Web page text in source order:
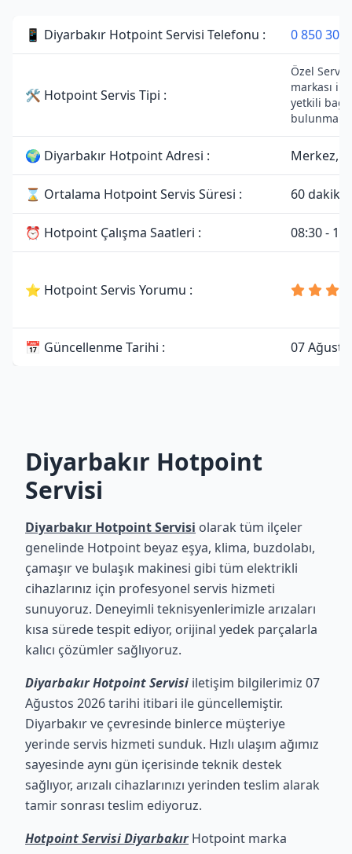
📱 Diyarbakır Hotpoint Servisi Telefonu : 0 850 307
🛠 Hotpoint Servis Tipi :
Özel
markası
yetkili
🌍 Diyarbakır Hotpoint Adresi : Merkez, /
⌛ Ortalama Hotpoint Servis Süresi : 60 dakika
⏰ Hotpoint Çalışma Saatleri : 08:30 -
⭐ Hotpoint Servis Yorumu :
📅 Güncellenme Tarihi : 07
Diyarbakır Hotpoint
Servisi
Diyarbakır Hotpoint Servisi olarak tüm ilçeler
genelinde Hotpoint beyaz eşya, klima, buzdolabı,
çamaşır ve bulaşık makinesi gibi tüm elektrikli
cihazlarınız için profesyonel servis hizmeti
sunuyoruz. Deneyimli teknisyenlerimizle arızaları
kısa sürede tespit ediyor, orijinal yedek parçalarla
kalıcı çözümler sağlıyoruz.
Diyarbakır Hotpoint Servisi iletişim bilgilerimiz 07
Ağustos 2026 tarihi itibari ile güncellemiştir.
Diyarbakır ve çevresinde binlerce müşteriye
yerinde servis hizmeti sunduk. Hızlı ulaşım ağımız
sayesinde aynı gün içerisinde teknik destek
sağlıyor, arızalı cihazlarınızı yerinden teslim alarak
tamir sonrası teslim ediyoruz.
Hotpoint Servisi DiyarbakırHotpoint marka